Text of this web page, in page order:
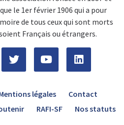
le 1er février 1906 qui a pour
de tous ceux qui sont morts
Français ou étrangers.
légales
Contact
RAFI-SF Nos statuts